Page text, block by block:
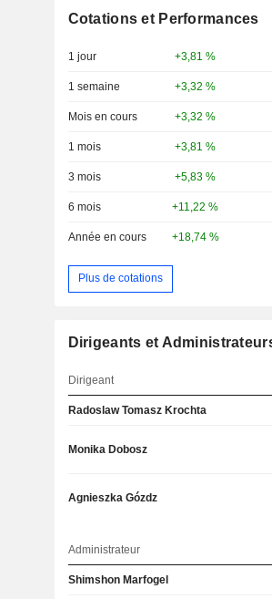
Cotations et Performances
1 jour +3,81 %
1 semaine +3,32 %
Mois en cours +3,32 %
1 mois +3,81 %
3 mois +5,83 %
6 mois +11,22 %
Année en cours +18,74 %
Plus de cotations
Dirigeants et
Dirigeant
Radoslaw Tomasz Krochta
Monika Dobosz
Agnieszka Gózdz
Administrateur
Shimshon Marfogel